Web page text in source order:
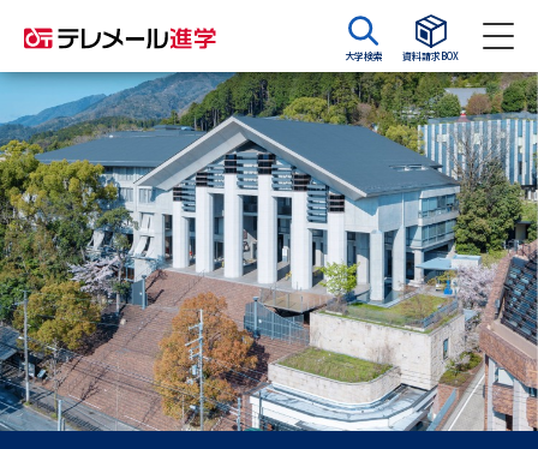
大学検索 資料請求BOX
資料請求 資料検索
大学・短大の資料種類から請求
大学パンフ 学部・学科パンフ
総合型選抜・学校推薦型選抜 募
集要項＆願書
大学入学共通テスト利用選抜の
募集要項＆願書
過去問題集